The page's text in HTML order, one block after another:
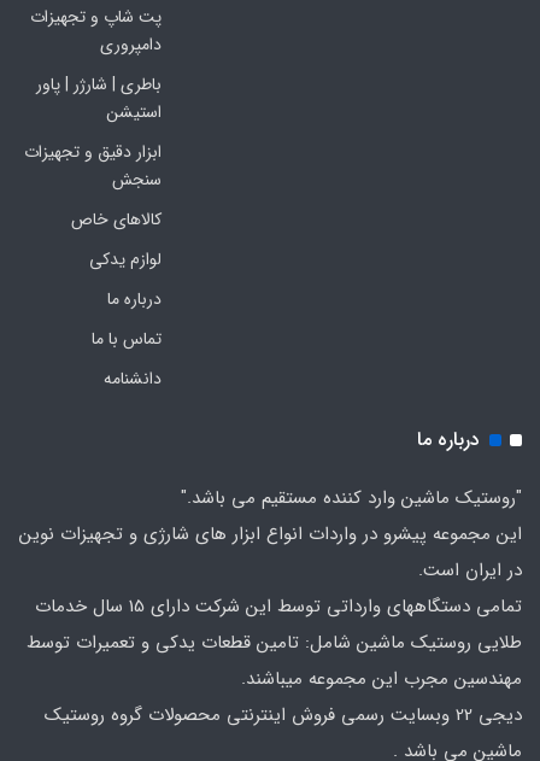
پت شاپ و تجهیزات
دامپروری
باطری | شارژر | پاور
استیشن
ابزار دقیق و تجهیزات
سنجش
کالاهای خاص
لوازم یدکی
درباره ما
تماس با ما
دانشنامه
درباره ما
"روستیک ماشین وارد کننده مستقیم می باشد."
این مجموعه پیشرو در واردات انواع ابزار های شارژی و تجهیزات نوین
در ایران است.
تمامی دستگاههای وارداتی توسط این شرکت دارای 15 سال خدمات
طلایی روستیک ماشین شامل: تامین قطعات یدکی و تعمیرات توسط
مهندسین مجرب این مجموعه میباشند.
دیجی 22 وبسایت رسمی فروش اینترنتی محصولات گروه روستیک
ماشین می باشد .